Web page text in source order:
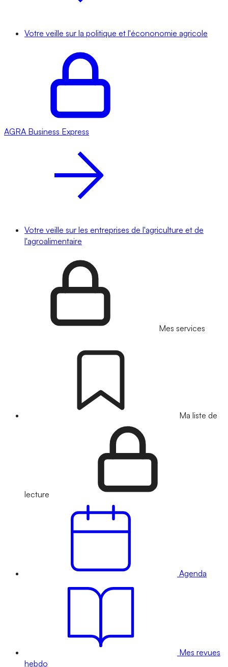
Votre veille sur la politique et l'écononomie agricole
AGRA Business Express
Votre veille sur les entreprises de l'agriculture et de
l'agroalimentaire
Mes services
Ma liste de
lecture
Agenda
Mes revues
hebdo